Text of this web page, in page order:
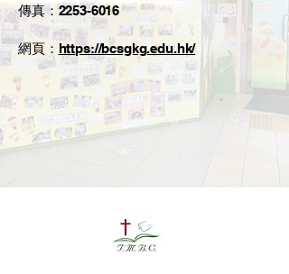
傳真：2253-6016
​網頁： https://bcsgkg.edu.hk/